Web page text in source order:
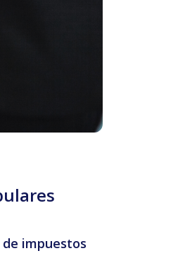
impuestos